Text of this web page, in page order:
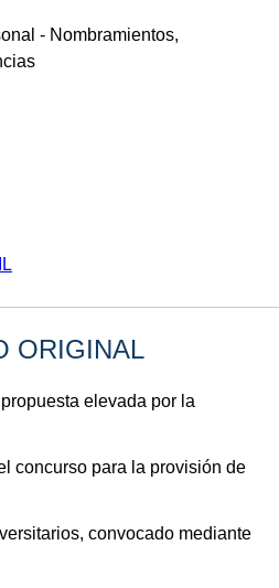
- Nombramientos,
ORIGINAL
elevada por la
concurso para la provisión de
convocado mediante